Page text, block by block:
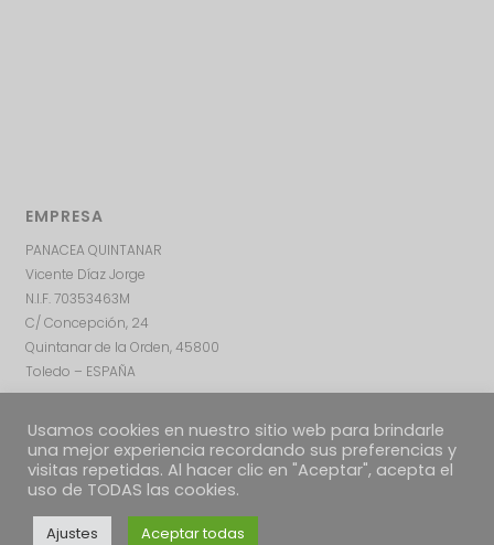
EMPRESA
PANACEA QUINTANAR
Vicente Díaz Jorge
N.I.F. 70353463M
C/ Concepción, 24
Quintanar de la Orden, 45800
Toledo – ESPAÑA
Usamos cookies en nuestro sitio web para brindarle
una mejor experiencia recordando sus preferencias y
visitas repetidas. Al hacer clic en "Aceptar", acepta el
uso de TODAS las cookies.
Ajustes Aceptar todas